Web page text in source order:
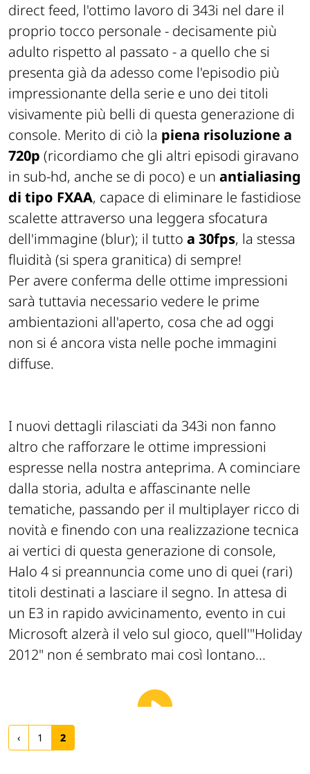
direct feed, l'ottimo lavoro di 343i nel dare il
proprio tocco personale - decisamente più
adulto rispetto al passato - a quello che si
presenta già da adesso come l'episodio più
impressionante della serie e uno dei titoli
visivamente più belli di questa generazione di
console. Merito di ciò la piena risoluzione a
720p (ricordiamo che gli altri episodi giravano
in sub-hd, anche se di poco) e un antialiasing
di tipo FXAA, capace di eliminare le fastidiose
scalette attraverso una leggera sfocatura
dell'immagine (blur); il tutto a 30fps, la stessa
fluidità (si spera granitica) di sempre!
Per avere conferma delle ottime impressioni
sarà tuttavia necessario vedere le prime
ambientazioni all'aperto, cosa che ad oggi
non si é ancora vista nelle poche immagini
diffuse.
I nuovi dettagli rilasciati da 343i non fanno
altro che rafforzare le ottime impressioni
espresse nella nostra anteprima. A cominciare
dalla storia, adulta e affascinante nelle
tematiche, passando per il multiplayer ricco di
novità e finendo con una realizzazione tecnica
ai vertici di questa generazione di console,
Halo 4 si preannuncia come uno di quei (rari)
titoli destinati a lasciare il segno. In attesa di
un E3 in rapido avvicinamento, evento in cui
Microsoft alzerà il velo sul gioco, quell'"Holiday
2012" non é sembrato mai così lontano...
‹ 1 2